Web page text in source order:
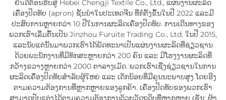
ຍินດີຕ້ອນຮັບສູ່ Hebei Chengji Textile Co., Ltd., ແຜ່ນງານຜະລິດ
ເຄື່ອງປິດທັບ (apron) ຊັ້ນນຳໃນປະເທດຈີນ ທີ່ກໍ່ຕັ້ງຂຶ້ນໃນປີ 2022 ແລະມີ
ປະສົບການຫຼາຍກວ່າ 10 ປີໃນການຜະລິດເຄື່ອງປິດທັບ. ການເດີນທາງຂອງ
ພວກເຮົາເລີ່ມຕົ້ນເປັນ Jinzhou Furuite Trading Co., Ltd. ໃນປີ 2015,
ແລະນັບແຕ່ນັ້ນມາພວກເຮົາໄດ້ພັດທະນາເປັນແຜ່ນງານຜະລິດທີ່ຊ່ຽວຊານ
ດ້ວຍພະນັກງານທີ່ມີທັກສະຫຼາຍກວ່າ 200 ຄົນ ແລະ ມີໂຮງງານຜະລິດທີ່
ກວ້າງຂວາງຫຼາຍກວ່າ 2000 ຕາລາງເມັດ. ພວກເຮົາເຊີ່ງຊ່ຽວຊານໃນການ
ຜະລິດເຄື່ອງປິດທັບສຳລັບຜູ້ໃຫຍ່ ແລະ ເດັກນ້ອຍທີ່ມີຄຸນນະພາບສູງ ໂດຍອີງ
ຕາມຄວາມຕ້ອງການທີ່ຫຼາກຫຼາຍຂອງລູກຄ້າ. ເຄື່ອງປິດທັບຂອງພວກເຮົາ
ສາມາດປັບແຕ່ງໄດ້ຕາມຄວາມຕ້ອງການດ້ວຍວັດຖຸດິບທີ່ຫຼາກຫຼາຍ ເຊັ່ນ: ຜ້າ